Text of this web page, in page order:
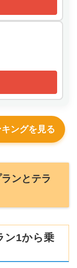
ングを見る
ンとテラ
ン1から乗